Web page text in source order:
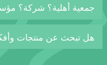
جمعية أهلية؟ شركة؟
هل تبحث عن منتجات